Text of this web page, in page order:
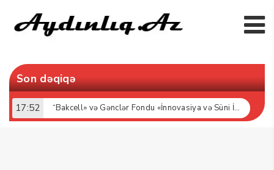
Son dəqiqə
17:52 “Bakcell» və Gənclər Fondu «İnnovasiya və Süni İntellekt» üzrə təqaüd proqramının qalibləri ilə görüş keçirib